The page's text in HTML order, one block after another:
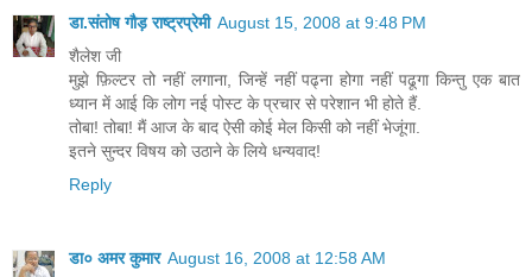
डा.संतोष गौड़ राष्ट्रप्रेमी August 15, 2008 at 9:48 PM
शैलेश जी
मुझे फ़िल्टर तो नहीं लगाना, जिन्हें नहीं पढ्ना होगा नहीं पढूगा किन्तु एक बात
ध्यान में आई कि लोग नई पोस्ट के प्रचार से परेशान भी होते हैं.
तोबा! तोबा! मैं आज के बाद ऐसी कोई मेल किसी को नहीं भेजूंगा.
इतने सुन्दर विषय को उठाने के लिये धन्यवाद!
Reply
डा० अमर कुमार August 16, 2008 at 12:58 AM